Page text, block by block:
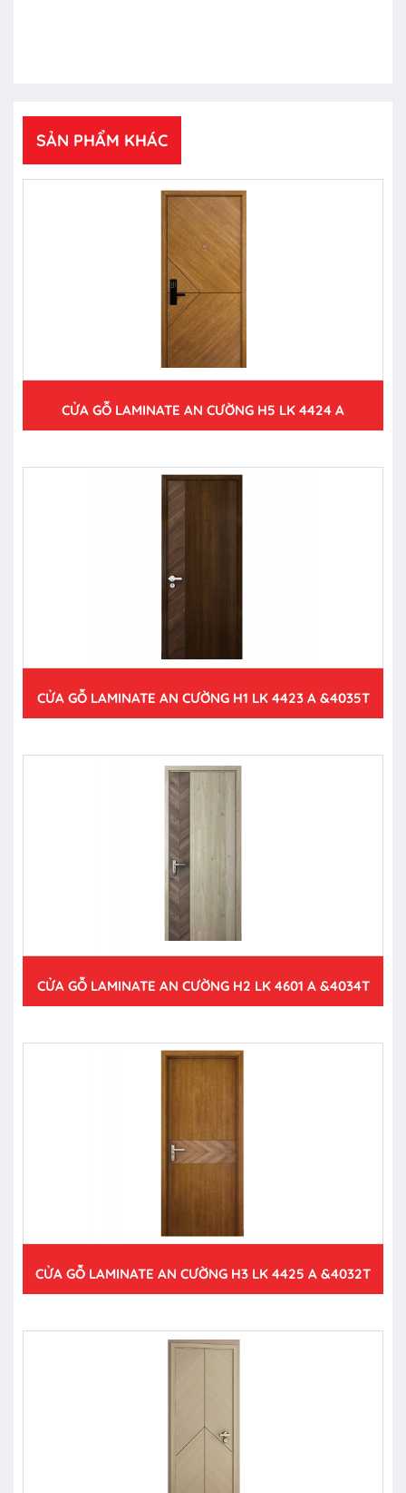
SẢN PHẨM KHÁC
CỬA GỖ LAMINATE AN CƯỜNG H5 LK 4424 A
CỬA GỖ LAMINATE AN CƯỜNG H1 LK 4423 A &4035T
CỬA GỖ LAMINATE AN CƯỜNG H2 LK 4601 A &4034T
CỬA GỖ LAMINATE AN CƯỜNG H3 LK 4425 A &4032T